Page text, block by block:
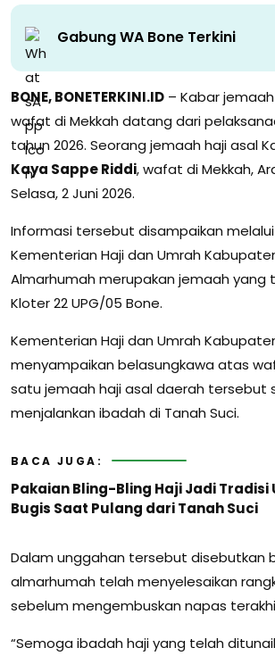
Gabung WA Bone Terkini
BONE,BONETERKINI.ID – Kabar
wafat di Mekkah datang dari
tahun 2026. Seorang jemaah haji asal
Kaya Sappe Riddi, wafat di Mekkah,
Selasa, 2 Juni 2026.
Informasi tersebut disampaikan
Kementerian Haji dan Umrah
Almarhumah merupakan jemaah yang
Kloter 22 UPG/05 Bone.
Kementerian Haji dan Umrah
menyampaikan belasungkawa atas
satu jemaah haji asal daerah tersebut
menjalankan ibadah di Tanah Suci.
BACA JUGA:
Pakaian Bling-Bling Haji Jadi Tradisi
Bugis Saat Pulang dari Tanah Suci
Dalam unggahan tersebut disebutkan
almarhumah telah menyelesaikan
sebelum mengembuskan napas
“Semoga ibadah haji yang telah